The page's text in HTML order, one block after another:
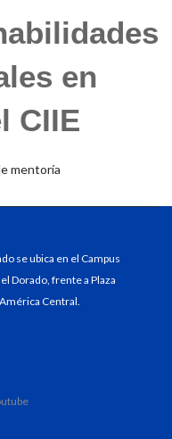
en
CIIE
se ubica en el Campus
Dorado, frente a Plaza
Central.